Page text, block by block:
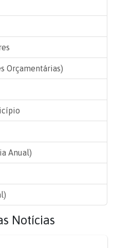
Orçamentárias)
Anual)
Notícias